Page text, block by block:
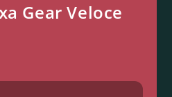
Gear Veloce